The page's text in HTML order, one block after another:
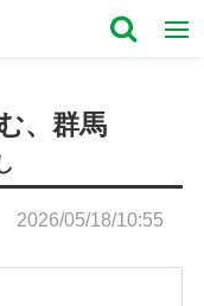
、群馬
2026/05/18/10:55